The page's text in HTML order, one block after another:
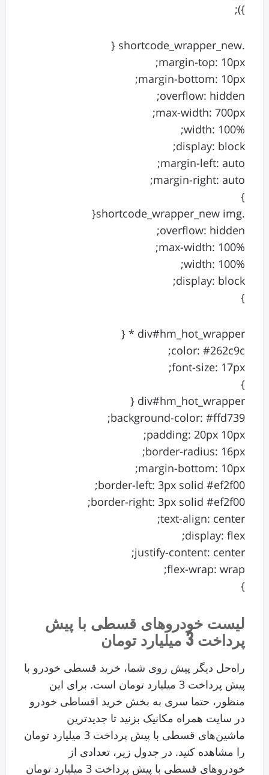
});
.shortcode_wrapper_new {
margin-top: 10px;
margin-bottom: 10px;
overflow: hidden;
max-width: 700px;
width: 100%;
display: block;
margin-left: auto;
margin-right: auto;
}
.shortcode_wrapper_new img{
overflow: hidden;
max-width: 100%;
width: 100%;
display: block;
}
div#hm_hot_wrapper * {
color: #262c9c;
font-size: 17px;
}
div#hm_hot_wrapper {
background-color: #ffd739;
padding: 20px 10px;
border-radius: 16px;
margin-bottom: 10px;
border-left: 3px solid #ef2f00;
border-right: 3px solid #ef2f00;
text-align: center;
display: flex;
justify-content: center;
flex-wrap: wrap;
}
لیست خودروهای قسطی با پیش
پرداخت 3 میلیارد تومان
راه‌حل دیگر پیش روی شما، خرید قسطی خودرو با
پیش پرداخت 3 میلیارد تومان است. برای این
منظور، حتما سری به بخش خرید اقساطی خودرو
در سایت همراه مکانیک بزنید تا جدیدترین
ماشین‌های قسطی با پیش پرداخت 3 میلیارد تومان
را مشاهده کنید. در جدول زیر، تعدادی از
خودروهای قسطی با پیش پرداخت 3 میلیارد تومان